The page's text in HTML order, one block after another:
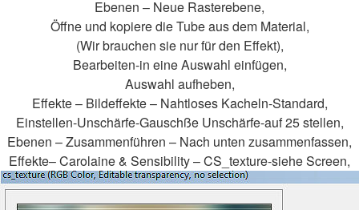
Ebenen – Neue Rasterebene,
Öffne und kopiere die Tube aus dem Material,
(Wir brauchen sie nur für den Effekt),
Bearbeiten-in eine Auswahl einfügen,
Auswahl aufheben,
Effekte – Bildeffekte – Nahtloses Kacheln-Standard,
Einstellen-Unschärfe-Gauschße Unschärfe-auf 25 stellen,
Ebenen – Zusammenführen – Nach unten zusammenfassen,
Effekte– Carolaine & Sensibility – CS_texture-siehe Screen,